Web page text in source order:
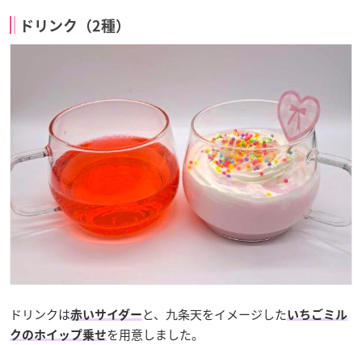
ドリンク（2種）
ドリンクは赤いサイダー と、九条天をイメージしたいちごミル
クのホイップ乗せを用意しました。